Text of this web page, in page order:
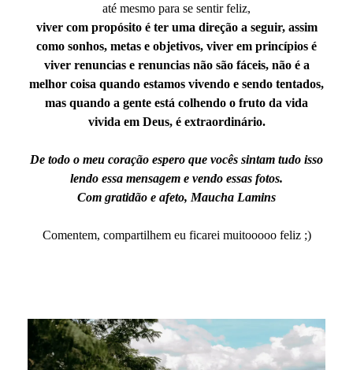
até mesmo para se sentir feliz,
viver com propósito é ter uma direção a seguir, assim
como sonhos, metas e objetivos, viver em princípios é
viver renuncias e renuncias não são fáceis, não é a
melhor coisa quando estamos vivendo e sendo tentados,
mas quando a gente está colhendo o fruto da vida
vivida em Deus, é extraordinário.
De todo o meu coração espero que vocês sintam tudo isso
lendo essa mensagem e vendo essas fotos.
Com gratidão e afeto, Maucha Lamins
Comentem, compartilhem eu ficarei muitooooo feliz ;)